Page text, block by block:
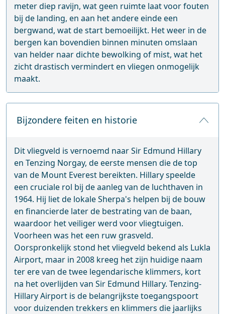
meter diep ravijn, wat geen ruimte laat voor fouten
bij de landing, en aan het andere einde een
bergwand, wat de start bemoeilijkt. Het weer in de
bergen kan bovendien binnen minuten omslaan
van helder naar dichte bewolking of mist, wat het
zicht drastisch vermindert en vliegen onmogelijk
maakt.
Bijzondere feiten en historie
Dit vliegveld is vernoemd naar Sir Edmund Hillary
en Tenzing Norgay, de eerste mensen die de top
van de Mount Everest bereikten. Hillary speelde
een cruciale rol bij de aanleg van de luchthaven in
1964. Hij liet de lokale Sherpa's helpen bij de bouw
en financierde later de bestrating van de baan,
waardoor het veiliger werd voor vliegtuigen.
Voorheen was het een ruw grasveld.
Oorspronkelijk stond het vliegveld bekend als Lukla
Airport, maar in 2008 kreeg het zijn huidige naam
ter ere van de twee legendarische klimmers, kort
na het overlijden van Sir Edmund Hillary. Tenzing-
Hillary Airport is de belangrijkste toegangspoort
voor duizenden trekkers en klimmers die jaarlijks